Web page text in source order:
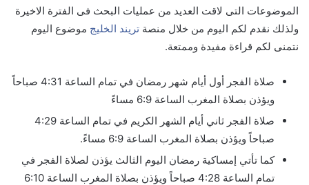
الموضوعات التى لاقت العديد من عمليات البحث فى الفترة الاخيرة
ولذلك نقدم لكم اليوم من خلال منصة تريند الخليج موضوع اليوم
نتمنى لكم قراءة مفيدة وممتعة.
صلاة الفجر أول أيام شهر رمضان في تمام الساعة 4:31 صباحاً
ويؤذن بصلاة المغرب الساعة 6:9 مساءً
صلاة الفجر ثاني أيام الشهر الكريم في تمام الساعة 4:29
صباحاً ويؤذن بصلاة المغرب الساعة 6:9 مساءً.
كما تأتي إمساكية رمضان اليوم الثالث يؤذن لصلاة الفجر في
تمام الساعة 4:28 صباحاً ويؤذن بصلاة المغرب الساعة 6:10